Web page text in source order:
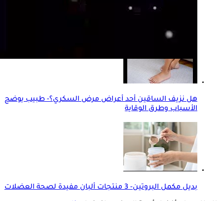
هل يمكن الشفاء من اعتلال الشبكية السكري؟- اعرف
هل نزيف الساقين أحد أعراض مرض السكري؟- طبيب يوضح
الأسباب وطرق الوقاية
بديل مكمل البروتين- 3 منتجات ألبان مفيدة لصحة العضلات